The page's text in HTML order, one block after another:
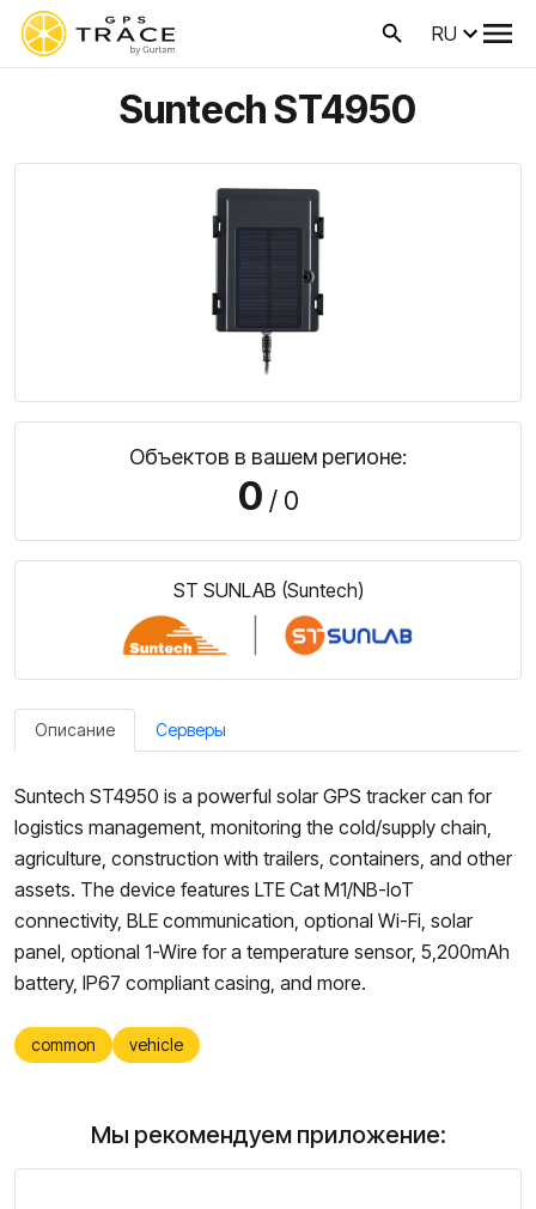
RU
Suntech ST4950
Объектов в вашем регионе:
0 / 0
ST SUNLAB (Suntech)
Описание Серверы
Suntech ST4950 is a powerful solar GPS tracker can for
logistics management, monitoring the cold/supply chain,
agriculture, construction with trailers, containers, and other
assets. The device features LTE Cat M1/NB-IoT
connectivity, BLE communication, optional Wi-Fi, solar
panel, optional 1-Wire for a temperature sensor, 5,200mAh
battery, IP67 compliant casing, and more.
common vehicle
Мы рекомендуем приложение: